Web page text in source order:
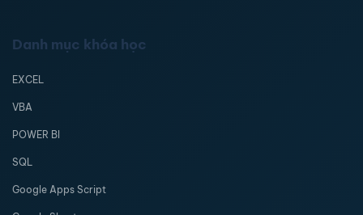
Danh mục khóa học
EXCEL
VBA
POWER BI
SQL
Google Apps Script